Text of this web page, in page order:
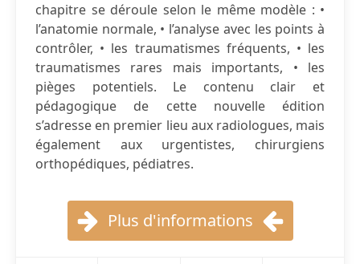
chapitre se déroule selon le même modèle : •
l’anatomie normale, • l’analyse avec les points à
contrôler, • les traumatismes fréquents, • les
traumatismes rares mais importants, • les
pièges potentiels. Le contenu clair et
pédagogique de cette nouvelle édition
s’adresse en premier lieu aux radiologues, mais
également aux urgentistes, chirurgiens
orthopédiques, pédiatres.
Plus d'informations